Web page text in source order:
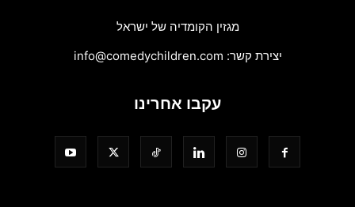
מגזין הקומדיה של ישראל
יצירת קשר: info@comedychildren.com
עקבו אחרינו